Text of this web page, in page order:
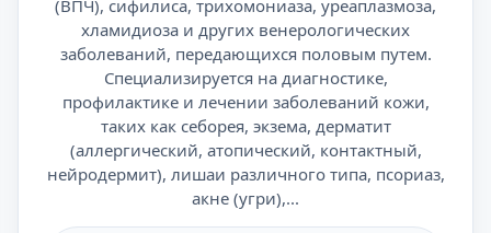
(ВПЧ), сифилиса, трихомониаза, уреаплазмоза,
хламидиоза и других венерологических
заболеваний, передающихся половым путем.
Специализируется на диагностике,
профилактике и лечении заболеваний кожи,
таких как себорея, экзема, дерматит
(аллергический, атопический, контактный,
нейродермит), лишаи различного типа, псориаз,
акне (угри),...